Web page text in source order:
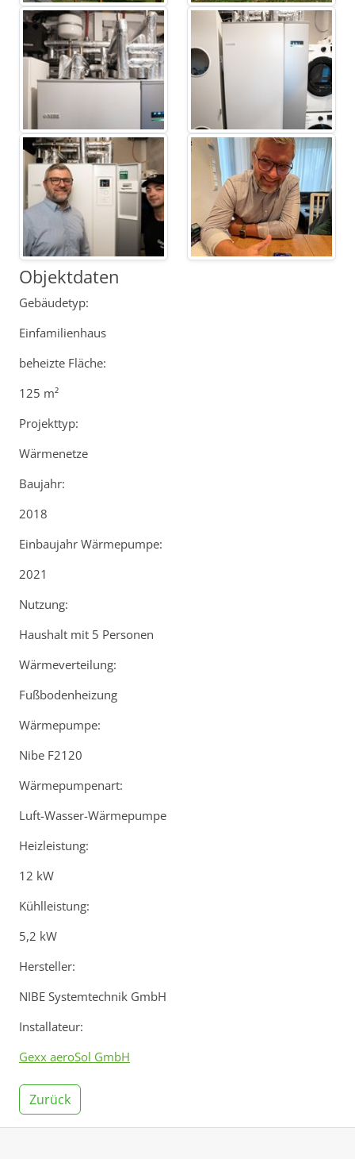
Objektdaten
Gebäudetyp:
Einfamilienhaus
beheizte Fläche:
125 m²
Projekttyp:
Wärmenetze
Baujahr:
2018
Einbaujahr Wärmepumpe:
2021
Nutzung:
Haushalt mit 5 Personen
Wärmeverteilung:
Fußbodenheizung
Wärmepumpe:
Nibe F2120
Wärmepumpenart:
Luft-Wasser-Wärmepumpe
Heizleistung:
12 kW
Kühlleistung:
5,2 kW
Hersteller:
NIBE Systemtechnik GmbH
Installateur:
Gexx aeroSol GmbH
Zurück